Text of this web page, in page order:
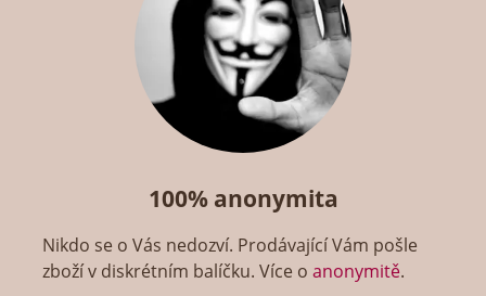
100% anonymita
Nikdo se o Vás nedozví. Prodávající Vám pošle
zboží v diskrétním balíčku. Více oanonymitě.